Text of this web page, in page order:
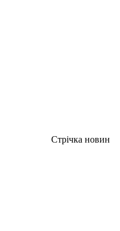
Стрічка новин